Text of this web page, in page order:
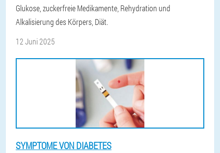
Glukose, zuckerfreie Medikamente, Rehydration und
Alkalisierung des Körpers, Diät.
12 Juni 2025
SYMPTOME VON DIABETES